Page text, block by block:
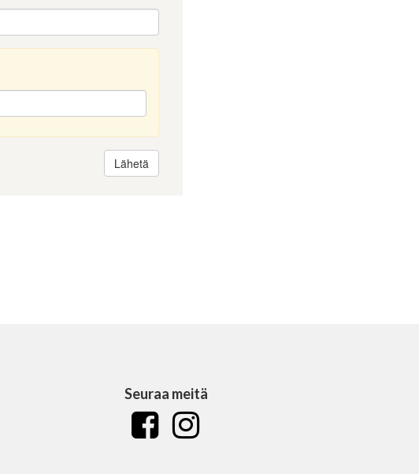
Seuraa meitä